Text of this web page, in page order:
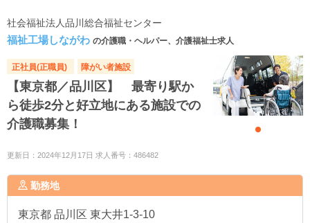
社会福祉法人品川総合福祉センター
福祉工場しながわ の介護職・ヘルパー、介護福祉士求人
正社員(正職員) 障がい者施設
【東京都／品川区】 最寄り駅か
ら徒歩2分と好立地にある施設での
介護職募集！
更新日：2024年12月17日 求人番号：486482
勤務地
東京都 品川区 東大井1-3-10